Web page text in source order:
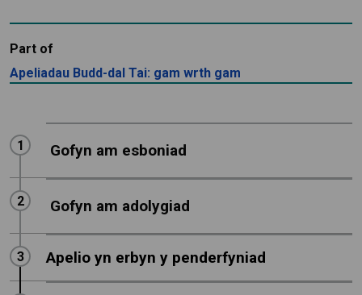
Part of
Apeliadau Budd-dal Tai: gam wrth gam
Step
1 Gofyn am esboniad
Step
2: Gofyn am adolygiad
Step
3: Apelio yn erbyn y penderfyniad